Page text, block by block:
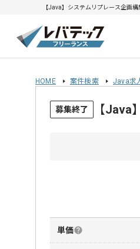
【Java】システムリプレース企画
HOME 案件検索 Java求
募集終了 【Java
単価